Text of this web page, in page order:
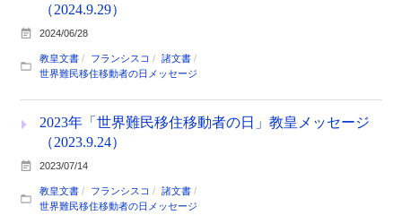
（2024.9.29）
2024/06/28
教皇文書 フランシスコ
諸文書
世界難民移住移動者の日メッセージ
2023年「世界難民移住移動者の日」教皇メッセージ
（2023.9.24）
2023/07/14
教皇文書 フランシスコ
諸文書
世界難民移住移動者の日メッセージ